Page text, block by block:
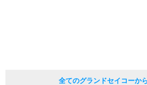
全てのグランドセイコーか